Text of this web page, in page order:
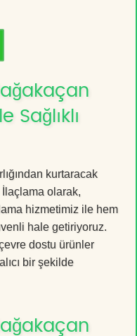
Sağlıklı
kurtaracak
olarak,
hizmetimiz ile hem
hale getiriyoruz.
dostu ürünler
bir şekilde